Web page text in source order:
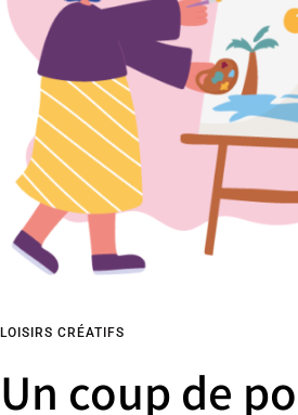
LOISIRS CRÉATIFS
Un coup de